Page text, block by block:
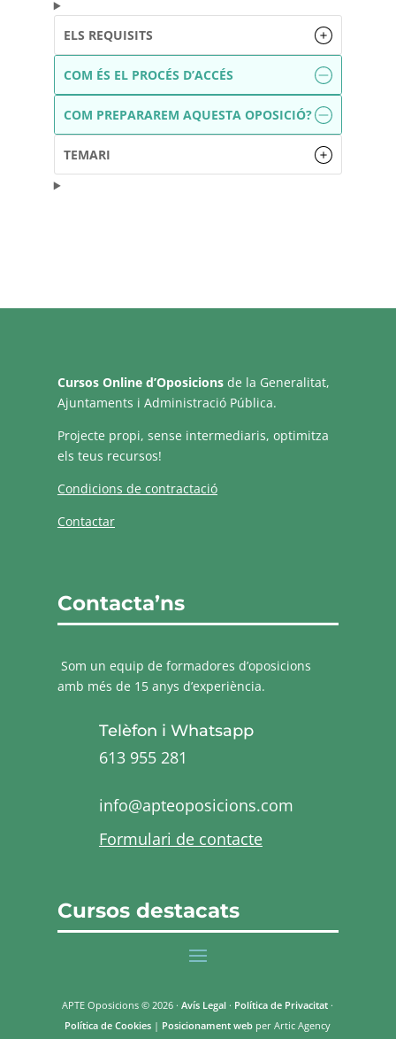
ELS REQUISITS
COM ÉS EL PROCÉS D’ACCÉS
COM PREPARAREM AQUESTA OPOSICIÓ?
TEMARI
Cursos Online d’Oposicionsde la Generalitat,
Ajuntaments i Administració Pública.
Projecte propi, sense intermediaris, optimitza
els teus recursos!
Condicions de contractació
Contactar
Contacta’ns
Som un equip de formadores d’oposicions
amb més de 15 anys d’experiència.
Telèfon i Whatsapp
613 955 281
info@apteoposicions.com
Formulari de contacte
Cursos destacats
APTE Oposicions © 2026 ·Avís Legal · Política de Privacitat ·
Política de Cookies | Posicionament web per Artic Agency